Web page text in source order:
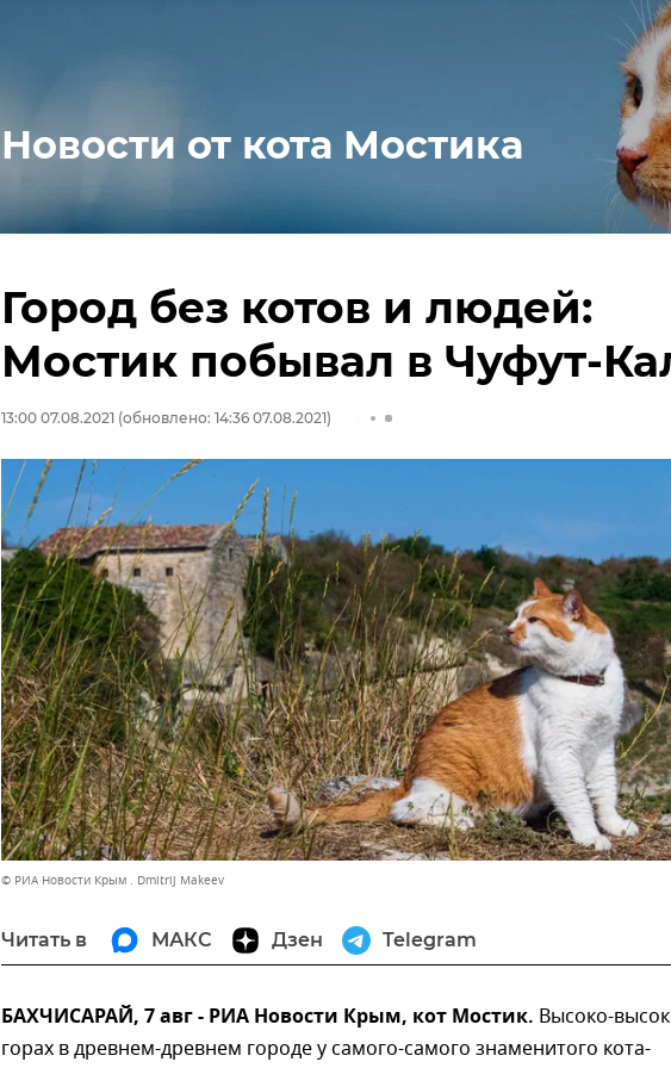
Новости от кота Мостика
Город без котов и людей:
Мостик побывал в Чуфут-
13:00 07.08.2021 (обновлено: 14:36 07.08.2021)
© РИА Новости Крым . Dmitrij Makeev
Читать в МАКС Дзен Telegram
БАХЧИСАРАЙ, 7 авг - РИА Новости Крым, кот Мостик. Высоко-
горах в древнем-древнем городе у самого-самого знаменитого кота-